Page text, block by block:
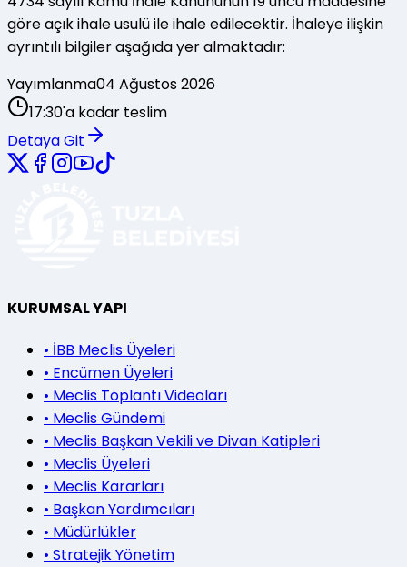
göre açık ihale usulü ile ihale edilecektir. İhaleye ilişkin
ayrıntılı bilgiler aşağıda yer almaktadır:
Yayımlanma04 Ağustos 2026
17:30'a kadar teslim
Detaya Git
KURUMSAL YAPI
• İBB Meclis Üyeleri
• Encümen Üyeleri
• Meclis Toplantı Videoları
• Meclis Gündemi
• Meclis Başkan Vekili ve Divan Katipleri
• Meclis Üyeleri
• Meclis Kararları
• Başkan Yardımcıları
• Müdürlükler
• Stratejik Yönetim